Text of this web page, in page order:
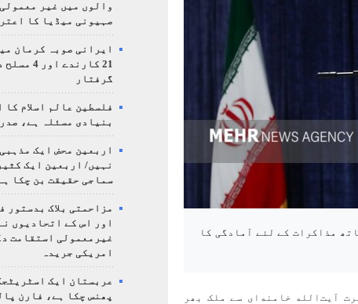
مذاکرات کے لئے آمادگی کا
آیت‌الله خامنه‌ای سے ملک بھر
والوں میں غیر
صہیونی میڈیا کا
ایرانی صوبہ کرمان
21 کارندے
گرفتار
فلسطین عالم اسلام کا
بنیادی مسئلہ ہے،
اربعین محض ایک
نہیں/ اربعین ایک
سماجی حقیقت بن چکا
مزاحمتی بلاک بدستور
اور اس کے اتحادیوں
غیرمعمولی استقامت
امریکی جریدہ
عربستان ایک
پھنس چکا ہے، فارن